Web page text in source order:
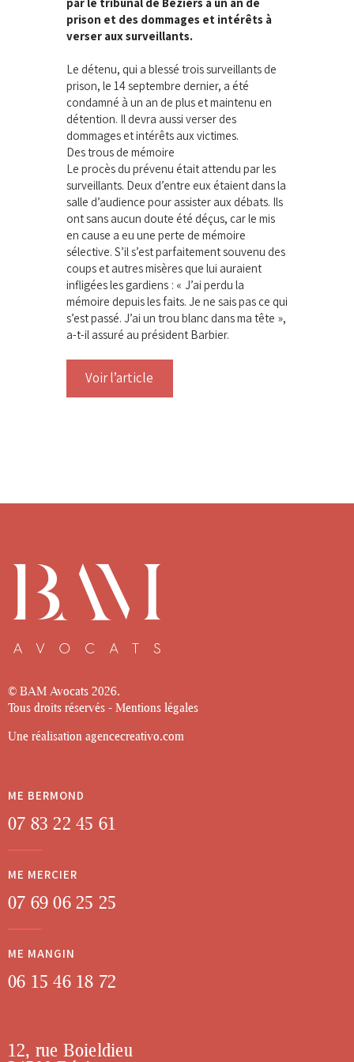
prison et des dommages et intérêts à
verser aux surveillants.
Le détenu, qui a blessé trois surveillants de
prison, le 14 septembre dernier, a été
condamné à un an de plus et maintenu en
détention. Il devra aussi verser des
dommages et intérêts aux victimes.
Des trous de mémoire
Le procès du prévenu était attendu par les
surveillants. Deux d’entre eux étaient dans la
salle d’audience pour assister aux débats. Ils
ont sans aucun doute été déçus, car le mis
en cause a eu une perte de mémoire
sélective. S’il s’est parfaitement souvenu des
coups et autres misères que lui auraient
infligées les gardiens : « J’ai perdu la
mémoire depuis les faits. Je ne sais pas ce qui
s’est passé. J’ai un trou blanc dans ma tête »,
a-t-il assuré au président Barbier.
Voir l’article
© BAM Avocats 2026.
Tous droits réservés - Mentions légales
Une réalisation agencecreativo.com
ME BERMOND
07 83 22 45 61
ME MERCIER
07 69 06 25 25
ME MANGIN
06 15 46 18 72
12, rue Boieldieu